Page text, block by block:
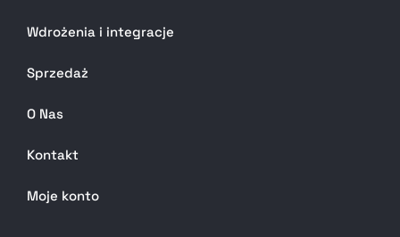
Wdrożenia i integracje
Sprzedaż
O Nas
Kontakt
Moje konto